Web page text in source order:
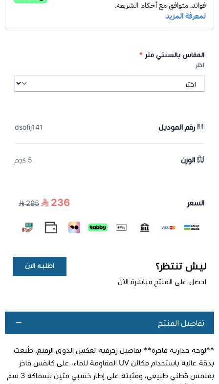
المقاس بالسنتي متر *
اختر
رقم الموديل dsofij141
الوزن 5 كجم
السعر 236
295
ليش تنتظر؟
احصل على المنتج مباشرة الآن
اطلبه الان
تفاصيل المنتج
**لوحة جدارية فاخرة** تفاصيل زخرفية تعكس الذوق الرفيع. طُبعت
بدقة عالية باستخدام مكائن UV المقاوِمة للماء، على كانفس فاخر
بملمس قطني طبيعي، ومثبتة على إطار خشبي متين بسماكة 3 سم